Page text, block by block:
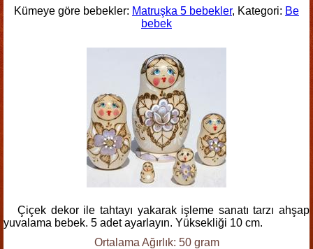
Kümeye göre bebekler: Matruşka 5 bebekler, Kategori: Be
bebek
Çiçek dekor ile tahtayı yakarak işleme sanatı tarzı ahşap
yuvalama bebek. 5 adet ayarlayın. Yüksekliği 10 cm.
Ortalama Ağırlık: 50 gram